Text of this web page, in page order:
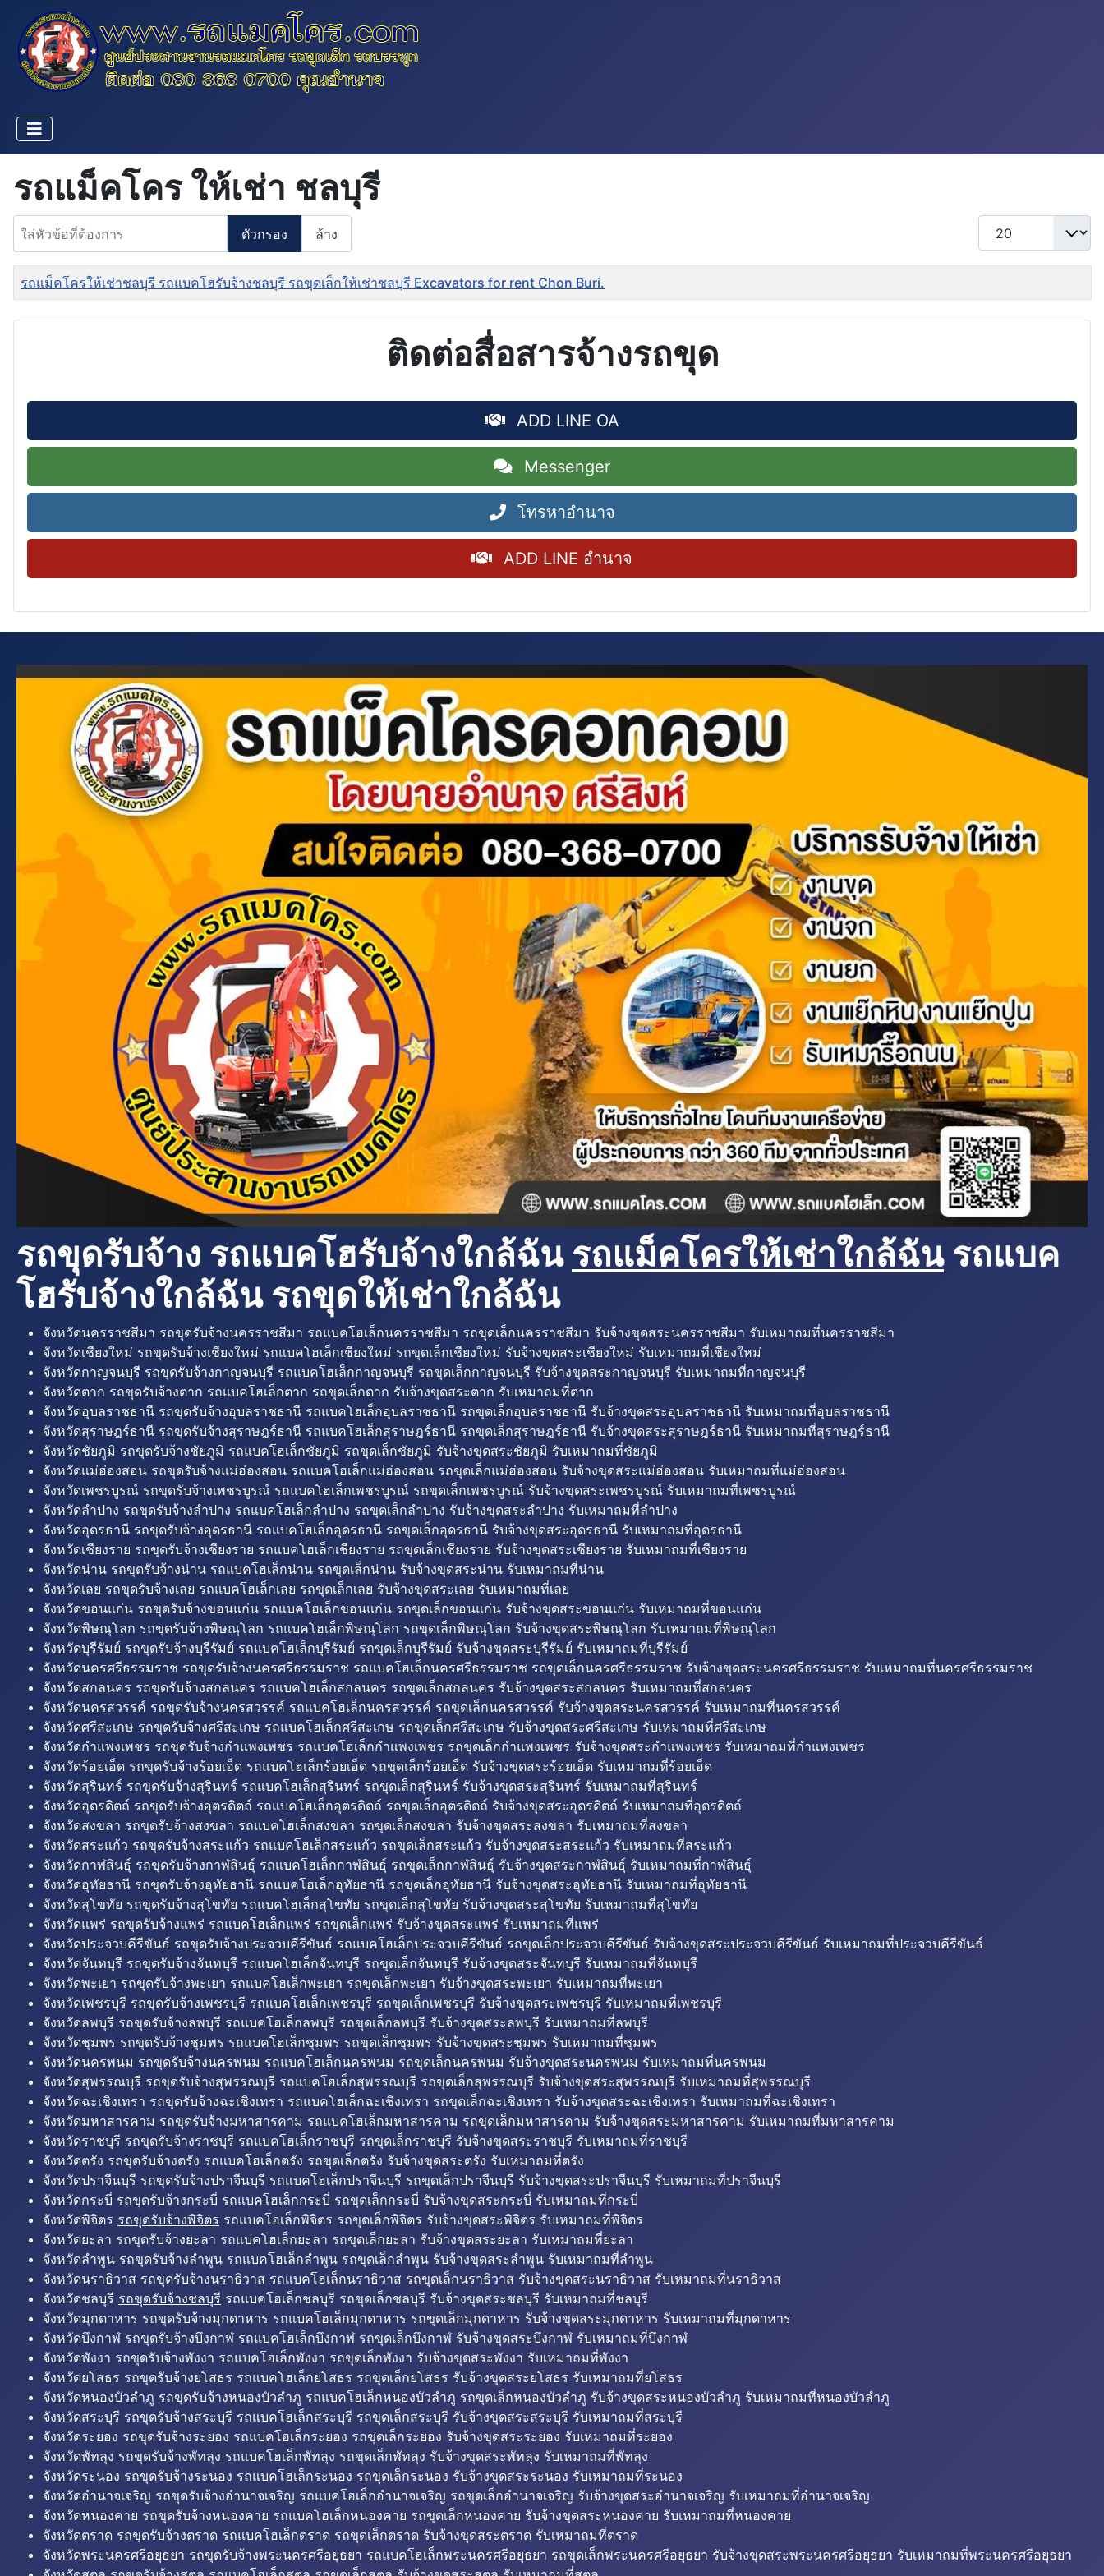
รถแม็คโคร ให้เช่า ชลบุรี
ใส่หัวข้อที่ต้องการ
ตัวกรอง ล้าง
แสดง #
ชื่อ
รถแม็คโครให้เช่าชลบุรี รถแบคโฮรับจ้างชลบุรี รถขุดเล็กให้เช่าชลบุรี Excavators for rent Chon Buri.
ติดต่อสื่อสารจ้างรถขุด
ADD LINE OA
Messenger
โทรหาอำนาจ
ADD LINE อำนาจ
รถขุดรับจ้าง รถแบคโฮรับจ้างใกล้ฉัน รถแม็คโครให้เช่าใกล้ฉันรถแบค
โฮรับจ้างใกล้ฉัน รถขุดให้เช่าใกล้ฉัน
จังหวัดนครราชสีมา รถขุดรับจ้างนครราชสีมา รถแบคโฮเล็กนครราชสีมา รถขุดเล็กนครราชสีมา รับจ้างขุดสระนครราชสีมา รับเหมาถมที่นครราชสีมา
จังหวัดเชียงใหม่ รถขุดรับจ้างเชียงใหม่ รถแบคโฮเล็กเชียงใหม่ รถขุดเล็กเชียงใหม่ รับจ้างขุดสระเชียงใหม่ รับเหมาถมที่เชียงใหม่
จังหวัดกาญจนบุรี รถขุดรับจ้างกาญจนบุรี รถแบคโฮเล็กกาญจนบุรี รถขุดเล็กกาญจนบุรี รับจ้างขุดสระกาญจนบุรี รับเหมาถมที่กาญจนบุรี
จังหวัดตาก รถขุดรับจ้างตาก รถแบคโฮเล็กตาก รถขุดเล็กตาก รับจ้างขุดสระตาก รับเหมาถมที่ตาก
จังหวัดอุบลราชธานี รถขุดรับจ้างอุบลราชธานี รถแบคโฮเล็กอุบลราชธานี รถขุดเล็กอุบลราชธานี รับจ้างขุดสระอุบลราชธานี รับเหมาถมที่อุบลราชธานี
จังหวัดสุราษฎร์ธานี รถขุดรับจ้างสุราษฎร์ธานี รถแบคโฮเล็กสุราษฎร์ธานี รถขุดเล็กสุราษฎร์ธานี รับจ้างขุดสระสุราษฎร์ธานี รับเหมาถมที่สุราษฎร์ธานี
จังหวัดชัยภูมิ รถขุดรับจ้างชัยภูมิ รถแบคโฮเล็กชัยภูมิ รถขุดเล็กชัยภูมิ รับจ้างขุดสระชัยภูมิ รับเหมาถมที่ชัยภูมิ
จังหวัดแม่ฮ่องสอน รถขุดรับจ้างแม่ฮ่องสอน รถแบคโฮเล็กแม่ฮ่องสอน รถขุดเล็กแม่ฮ่องสอน รับจ้างขุดสระแม่ฮ่องสอน รับเหมาถมที่แม่ฮ่องสอน
จังหวัดเพชรบูรณ์ รถขุดรับจ้างเพชรบูรณ์ รถแบคโฮเล็กเพชรบูรณ์ รถขุดเล็กเพชรบูรณ์ รับจ้างขุดสระเพชรบูรณ์ รับเหมาถมที่เพชรบูรณ์
จังหวัดลำปาง รถขุดรับจ้างลำปาง รถแบคโฮเล็กลำปาง รถขุดเล็กลำปาง รับจ้างขุดสระลำปาง รับเหมาถมที่ลำปาง
จังหวัดอุดรธานี รถขุดรับจ้างอุดรธานี รถแบคโฮเล็กอุดรธานี รถขุดเล็กอุดรธานี รับจ้างขุดสระอุดรธานี รับเหมาถมที่อุดรธานี
จังหวัดเชียงราย รถขุดรับจ้างเชียงราย รถแบคโฮเล็กเชียงราย รถขุดเล็กเชียงราย รับจ้างขุดสระเชียงราย รับเหมาถมที่เชียงราย
จังหวัดน่าน รถขุดรับจ้างน่าน รถแบคโฮเล็กน่าน รถขุดเล็กน่าน รับจ้างขุดสระน่าน รับเหมาถมที่น่าน
จังหวัดเลย รถขุดรับจ้างเลย รถแบคโฮเล็กเลย รถขุดเล็กเลย รับจ้างขุดสระเลย รับเหมาถมที่เลย
จังหวัดขอนแก่น รถขุดรับจ้างขอนแก่น รถแบคโฮเล็กขอนแก่น รถขุดเล็กขอนแก่น รับจ้างขุดสระขอนแก่น รับเหมาถมที่ขอนแก่น
จังหวัดพิษณุโลก รถขุดรับจ้างพิษณุโลก รถแบคโฮเล็กพิษณุโลก รถขุดเล็กพิษณุโลก รับจ้างขุดสระพิษณุโลก รับเหมาถมที่พิษณุโลก
จังหวัดบุรีรัมย์ รถขุดรับจ้างบุรีรัมย์ รถแบคโฮเล็กบุรีรัมย์ รถขุดเล็กบุรีรัมย์ รับจ้างขุดสระบุรีรัมย์ รับเหมาถมที่บุรีรัมย์
จังหวัดนครศรีธรรมราช รถขุดรับจ้างนครศรีธรรมราช รถแบคโฮเล็กนครศรีธรรมราช รถขุดเล็กนครศรีธรรมราช รับจ้างขุดสระนครศรีธรรมราช รับเหมาถมที่นครศรีธรรมราช
จังหวัดสกลนคร รถขุดรับจ้างสกลนคร รถแบคโฮเล็กสกลนคร รถขุดเล็กสกลนคร รับจ้างขุดสระสกลนคร รับเหมาถมที่สกลนคร
จังหวัดนครสวรรค์ รถขุดรับจ้างนครสวรรค์ รถแบคโฮเล็กนครสวรรค์ รถขุดเล็กนครสวรรค์ รับจ้างขุดสระนครสวรรค์ รับเหมาถมที่นครสวรรค์
จังหวัดศรีสะเกษ รถขุดรับจ้างศรีสะเกษ รถแบคโฮเล็กศรีสะเกษ รถขุดเล็กศรีสะเกษ รับจ้างขุดสระศรีสะเกษ รับเหมาถมที่ศรีสะเกษ
จังหวัดกำแพงเพชร รถขุดรับจ้างกำแพงเพชร รถแบคโฮเล็กกำแพงเพชร รถขุดเล็กกำแพงเพชร รับจ้างขุดสระกำแพงเพชร รับเหมาถมที่กำแพงเพชร
จังหวัดร้อยเอ็ด รถขุดรับจ้างร้อยเอ็ด รถแบคโฮเล็กร้อยเอ็ด รถขุดเล็กร้อยเอ็ด รับจ้างขุดสระร้อยเอ็ด รับเหมาถมที่ร้อยเอ็ด
จังหวัดสุรินทร์ รถขุดรับจ้างสุรินทร์ รถแบคโฮเล็กสุรินทร์ รถขุดเล็กสุรินทร์ รับจ้างขุดสระสุรินทร์ รับเหมาถมที่สุรินทร์
จังหวัดอุตรดิตถ์ รถขุดรับจ้างอุตรดิตถ์ รถแบคโฮเล็กอุตรดิตถ์ รถขุดเล็กอุตรดิตถ์ รับจ้างขุดสระอุตรดิตถ์ รับเหมาถมที่อุตรดิตถ์
จังหวัดสงขลา รถขุดรับจ้างสงขลา รถแบคโฮเล็กสงขลา รถขุดเล็กสงขลา รับจ้างขุดสระสงขลา รับเหมาถมที่สงขลา
จังหวัดสระแก้ว รถขุดรับจ้างสระแก้ว รถแบคโฮเล็กสระแก้ว รถขุดเล็กสระแก้ว รับจ้างขุดสระสระแก้ว รับเหมาถมที่สระแก้ว
จังหวัดกาฬสินธุ์ รถขุดรับจ้างกาฬสินธุ์ รถแบคโฮเล็กกาฬสินธุ์ รถขุดเล็กกาฬสินธุ์ รับจ้างขุดสระกาฬสินธุ์ รับเหมาถมที่กาฬสินธุ์
จังหวัดอุทัยธานี รถขุดรับจ้างอุทัยธานี รถแบคโฮเล็กอุทัยธานี รถขุดเล็กอุทัยธานี รับจ้างขุดสระอุทัยธานี รับเหมาถมที่อุทัยธานี
จังหวัดสุโขทัย รถขุดรับจ้างสุโขทัย รถแบคโฮเล็กสุโขทัย รถขุดเล็กสุโขทัย รับจ้างขุดสระสุโขทัย รับเหมาถมที่สุโขทัย
จังหวัดแพร่ รถขุดรับจ้างแพร่ รถแบคโฮเล็กแพร่ รถขุดเล็กแพร่ รับจ้างขุดสระแพร่ รับเหมาถมที่แพร่
จังหวัดประจวบคีรีขันธ์ รถขุดรับจ้างประจวบคีรีขันธ์ รถแบคโฮเล็กประจวบคีรีขันธ์ รถขุดเล็กประจวบคีรีขันธ์ รับจ้างขุดสระประจวบคีรีขันธ์ รับเหมาถมที่ประจวบคีรีขันธ์
จังหวัดจันทบุรี รถขุดรับจ้างจันทบุรี รถแบคโฮเล็กจันทบุรี รถขุดเล็กจันทบุรี รับจ้างขุดสระจันทบุรี รับเหมาถมที่จันทบุรี
จังหวัดพะเยา รถขุดรับจ้างพะเยา รถแบคโฮเล็กพะเยา รถขุดเล็กพะเยา รับจ้างขุดสระพะเยา รับเหมาถมที่พะเยา
จังหวัดเพชรบุรี รถขุดรับจ้างเพชรบุรี รถแบคโฮเล็กเพชรบุรี รถขุดเล็กเพชรบุรี รับจ้างขุดสระเพชรบุรี รับเหมาถมที่เพชรบุรี
จังหวัดลพบุรี รถขุดรับจ้างลพบุรี รถแบคโฮเล็กลพบุรี รถขุดเล็กลพบุรี รับจ้างขุดสระลพบุรี รับเหมาถมที่ลพบุรี
จังหวัดชุมพร รถขุดรับจ้างชุมพร รถแบคโฮเล็กชุมพร รถขุดเล็กชุมพร รับจ้างขุดสระชุมพร รับเหมาถมที่ชุมพร
จังหวัดนครพนม รถขุดรับจ้างนครพนม รถแบคโฮเล็กนครพนม รถขุดเล็กนครพนม รับจ้างขุดสระนครพนม รับเหมาถมที่นครพนม
จังหวัดสุพรรณบุรี รถขุดรับจ้างสุพรรณบุรี รถแบคโฮเล็กสุพรรณบุรี รถขุดเล็กสุพรรณบุรี รับจ้างขุดสระสุพรรณบุรี รับเหมาถมที่สุพรรณบุรี
จังหวัดฉะเชิงเทรา รถขุดรับจ้างฉะเชิงเทรา รถแบคโฮเล็กฉะเชิงเทรา รถขุดเล็กฉะเชิงเทรา รับจ้างขุดสระฉะเชิงเทรา รับเหมาถมที่ฉะเชิงเทรา
จังหวัดมหาสารคาม รถขุดรับจ้างมหาสารคาม รถแบคโฮเล็กมหาสารคาม รถขุดเล็กมหาสารคาม รับจ้างขุดสระมหาสารคาม รับเหมาถมที่มหาสารคาม
จังหวัดราชบุรี รถขุดรับจ้างราชบุรี รถแบคโฮเล็กราชบุรี รถขุดเล็กราชบุรี รับจ้างขุดสระราชบุรี รับเหมาถมที่ราชบุรี
จังหวัดตรัง รถขุดรับจ้างตรัง รถแบคโฮเล็กตรัง รถขุดเล็กตรัง รับจ้างขุดสระตรัง รับเหมาถมที่ตรัง
จังหวัดปราจีนบุรี รถขุดรับจ้างปราจีนบุรี รถแบคโฮเล็กปราจีนบุรี รถขุดเล็กปราจีนบุรี รับจ้างขุดสระปราจีนบุรี รับเหมาถมที่ปราจีนบุรี
จังหวัดกระบี่ รถขุดรับจ้างกระบี่ รถแบคโฮเล็กกระบี่ รถขุดเล็กกระบี่ รับจ้างขุดสระกระบี่ รับเหมาถมที่กระบี่
จังหวัดพิจิตร รถขุดรับจ้างพิจิตร รถแบคโฮเล็กพิจิตร รถขุดเล็กพิจิตร รับจ้างขุดสระพิจิตร รับเหมาถมที่พิจิตร
จังหวัดยะลา รถขุดรับจ้างยะลา รถแบคโฮเล็กยะลา รถขุดเล็กยะลา รับจ้างขุดสระยะลา รับเหมาถมที่ยะลา
จังหวัดลำพูน รถขุดรับจ้างลำพูน รถแบคโฮเล็กลำพูน รถขุดเล็กลำพูน รับจ้างขุดสระลำพูน รับเหมาถมที่ลำพูน
จังหวัดนราธิวาส รถขุดรับจ้างนราธิวาส รถแบคโฮเล็กนราธิวาส รถขุดเล็กนราธิวาส รับจ้างขุดสระนราธิวาส รับเหมาถมที่นราธิวาส
จังหวัดชลบุรี รถขุดรับจ้างชลบุรี รถแบคโฮเล็กชลบุรี รถขุดเล็กชลบุรี รับจ้างขุดสระชลบุรี รับเหมาถมที่ชลบุรี
จังหวัดมุกดาหาร รถขุดรับจ้างมุกดาหาร รถแบคโฮเล็กมุกดาหาร รถขุดเล็กมุกดาหาร รับจ้างขุดสระมุกดาหาร รับเหมาถมที่มุกดาหาร
จังหวัดบึงกาฬ รถขุดรับจ้างบึงกาฬ รถแบคโฮเล็กบึงกาฬ รถขุดเล็กบึงกาฬ รับจ้างขุดสระบึงกาฬ รับเหมาถมที่บึงกาฬ
จังหวัดพังงา รถขุดรับจ้างพังงา รถแบคโฮเล็กพังงา รถขุดเล็กพังงา รับจ้างขุดสระพังงา รับเหมาถมที่พังงา
จังหวัดยโสธร รถขุดรับจ้างยโสธร รถแบคโฮเล็กยโสธร รถขุดเล็กยโสธร รับจ้างขุดสระยโสธร รับเหมาถมที่ยโสธร
จังหวัดหนองบัวลำภู รถขุดรับจ้างหนองบัวลำภู รถแบคโฮเล็กหนองบัวลำภู รถขุดเล็กหนองบัวลำภู รับจ้างขุดสระหนองบัวลำภู รับเหมาถมที่หนองบัวลำภู
จังหวัดสระบุรี รถขุดรับจ้างสระบุรี รถแบคโฮเล็กสระบุรี รถขุดเล็กสระบุรี รับจ้างขุดสระสระบุรี รับเหมาถมที่สระบุรี
จังหวัดระยอง รถขุดรับจ้างระยอง รถแบคโฮเล็กระยอง รถขุดเล็กระยอง รับจ้างขุดสระระยอง รับเหมาถมที่ระยอง
จังหวัดพัทลุง รถขุดรับจ้างพัทลุง รถแบคโฮเล็กพัทลุง รถขุดเล็กพัทลุง รับจ้างขุดสระพัทลุง รับเหมาถมที่พัทลุง
จังหวัดระนอง รถขุดรับจ้างระนอง รถแบคโฮเล็กระนอง รถขุดเล็กระนอง รับจ้างขุดสระระนอง รับเหมาถมที่ระนอง
จังหวัดอำนาจเจริญ รถขุดรับจ้างอำนาจเจริญ รถแบคโฮเล็กอำนาจเจริญ รถขุดเล็กอำนาจเจริญ รับจ้างขุดสระอำนาจเจริญ รับเหมาถมที่อำนาจเจริญ
จังหวัดหนองคาย รถขุดรับจ้างหนองคาย รถแบคโฮเล็กหนองคาย รถขุดเล็กหนองคาย รับจ้างขุดสระหนองคาย รับเหมาถมที่หนองคาย
จังหวัดตราด รถขุดรับจ้างตราด รถแบคโฮเล็กตราด รถขุดเล็กตราด รับจ้างขุดสระตราด รับเหมาถมที่ตราด
จังหวัดพระนครศรีอยุธยา รถขุดรับจ้างพระนครศรีอยุธยา รถแบคโฮเล็กพระนครศรีอยุธยา รถขุดเล็กพระนครศรีอยุธยา รับจ้างขุดสระพระนครศรีอยุธยา รับเหมาถมที่พระนครศรีอยุธยา